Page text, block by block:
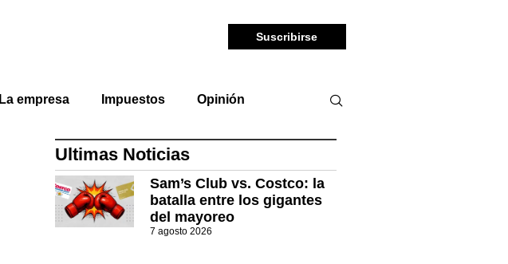
Suscribirse
La empresa Impuestos Opinión
Ultimas Noticias
Sam’s Club vs. Costco: la
batalla entre los gigantes
del mayoreo
7 agosto 2026